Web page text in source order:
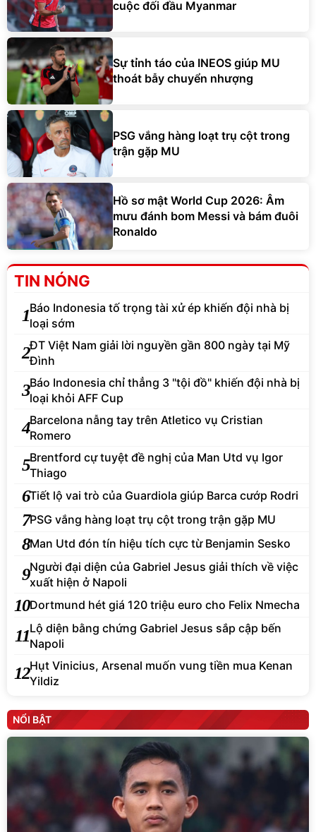
cuộc đối đầu Myanmar
Sự tỉnh táo của INEOS giúp MU
thoát bẫy chuyển nhượng
PSG vắng hàng loạt trụ cột trong
trận gặp MU
Hồ sơ mật World Cup 2026: Âm
mưu đánh bom Messi và bám đuôi
Ronaldo
TIN NÓNG
1Báo Indonesia tố trọng tài xử ép khiến đội nhà bị
loại sớm
2ĐT Việt Nam giải lời nguyền gần 800 ngày tại Mỹ
Đình
3Báo Indonesia chỉ thẳng 3 "tội đồ" khiến đội nhà bị
loại khỏi AFF Cup
4Barcelona nẫng tay trên Atletico vụ Cristian
Romero
5Brentford cự tuyệt đề nghị của Man Utd vụ Igor
Thiago
6Tiết lộ vai trò của Guardiola giúp Barca cướp Rodri
7PSG vắng hàng loạt trụ cột trong trận gặp MU
8Man Utd đón tín hiệu tích cực từ Benjamin Sesko
9Người đại diện của Gabriel Jesus giải thích về việc
xuất hiện ở Napoli
10Dortmund hét giá 120 triệu euro cho Felix Nmecha
11Lộ diện bằng chứng Gabriel Jesus sắp cập bến
Napoli
12Hụt Vinicius, Arsenal muốn vung tiền mua Kenan
Yildiz
NỔI BẬT